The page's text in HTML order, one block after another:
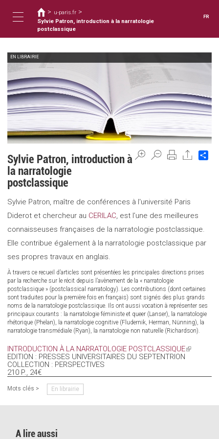
contenu
Toggle
navigation
Vous
êtes
ici
> u-paris.fr >
Sylvie Patron, introduction à la narratologie
postclassique
FR
EN LIBRAIRIE
Sylvie Patron, introduction à
la narratologie
postclassique
Sylvie Patron, maître de conférences à l'université Paris
Diderot et chercheur au CERILAC, est l’une des meilleures
connaisseuses françaises de la narratologie postclassique.
Elle contribue également à la narratologie postclassique par
ses propres travaux en anglais.
À travers ce recueil d’articles sont présentées les principales directions prises
par la recherche sur le récit depuis l’avènement de la « narratologie
postclassique » (postclassical narratology). Les contributions (dont certaines
sont traduites pour la première fois en français) sont signés des plus grands
noms de la narratologie postclassique. Ils ont aussi vocation à représenter ses
principaux courants : la narratologie féministe et queer (Lanser), la narratologie
rhétorique (Phelan), la narratologie cognitive (Fludernik, Herman, Nünning), la
narratologie transmédiale (Ryan), la narratologie non naturelle (Richardson).
INTRODUCTION À LA NARRATOLOGIE POSTCLASSIQUE(LINK
EDITION : PRESSES UNIVERSITAIRES DU SEPTENTRION
COLLECTION : PERSPECTIVES
210 P., 24€
Mots clés > En librairie
A lire aussi